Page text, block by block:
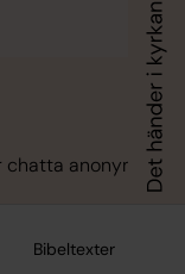
Bibeltexter
anonymt